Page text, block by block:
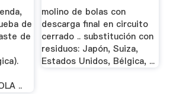
de
de
..
molino de bolas con
descarga final en circuito
cerrado .. substitución con
residuos: Japón, Suiza,
Estados Unidos, Bélgica, ...